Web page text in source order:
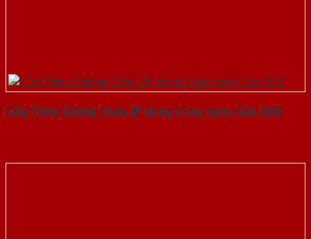
Cửa Thép Chống Cháy 2P dung 2 tay nam Cửa-SGD